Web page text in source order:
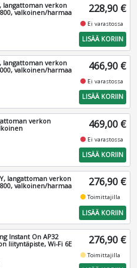
langattoman verkon
valkoinen/harmaa
228,90 €
fiber_manual_record Ei varastossa
LISÄÄ KORIIN
langattoman verkon
valkoinen/harmaa
466,90 €
fiber_manual_record Ei varastossa
LISÄÄ KORIIN
verkon
469,00 €
fiber_manual_record Ei varastossa
LISÄÄ KORIIN
langattoman verkon
valkoinen/harmaa
276,90 €
fiber_manual_recordToimittajilla
LISÄÄ KORIIN
Instant On AP32
liityntäpiste, Wi-Fi 6E
276,90 €
fiber_manual_recordToimittajilla